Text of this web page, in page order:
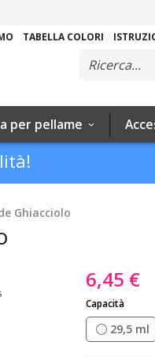
TABELLA COLORI
per pellame
Ghiacciolo
6,45 €
Capacità
29,5 ml